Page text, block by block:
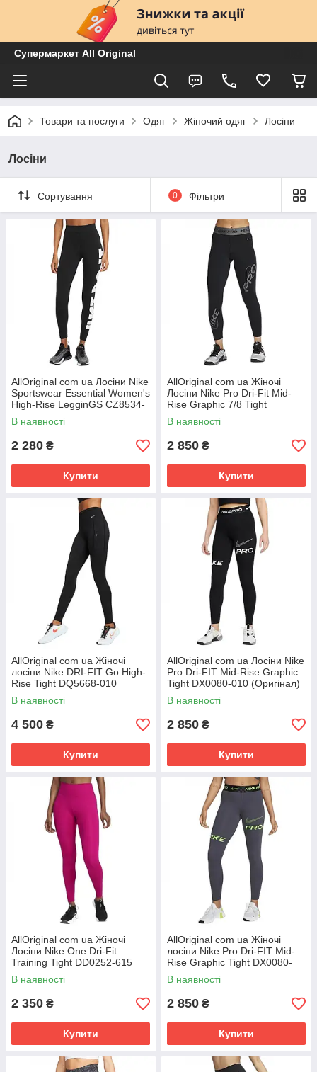
Супермаркет All Original
Товари та послуги Одяг Жіночий одяг Лосіни
Лосіни
Сортування 0 Фільтри
AllOriginal com ua Лосіни Nike
Sportswear Essential Women's
High-Rise LegginGS CZ8534-
010 (Оригінал) РОЗМІРИ
В наявності
2 280 ₴
Купити
AllOriginal com ua Жіночі
Лосіни Nike Pro Dri-Fit Mid-
Rise Graphic 7/8 Tight
FB5488-010 (Оригінал)
РОЗМІРИ
В наявності
2 850 ₴
Купити
AllOriginal com ua Жіночі
лосіни Nike DRI-FIT Go High-
Rise Tight DQ5668-010
(Оригінал) РОЗМІРИ
ЗАПИТУЙТЕ
В наявності
4 500 ₴
Купити
AllOriginal com ua Лосіни Nike
Pro Dri-FIT Mid-Rise Graphic
Tight DX0080-010 (Оригінал)
РОЗМІРИ ЗАПИТУЙТЕ
В наявності
2 850 ₴
Купити
AllOriginal com ua Жіночі
Лосіни Nike One Dri-Fit
Training Tight DD0252-615
(Оригінал) РОЗМІРИ
ЗАПИТУЙТЕ
В наявності
2 350 ₴
Купити
AllOriginal com ua Жіночі
лосіни Nike Pro Dri-FIT Mid-
Rise Graphic Tight DX0080-
015 (Оригінал) РОЗМІРИ
В наявності
2 850 ₴
Купити